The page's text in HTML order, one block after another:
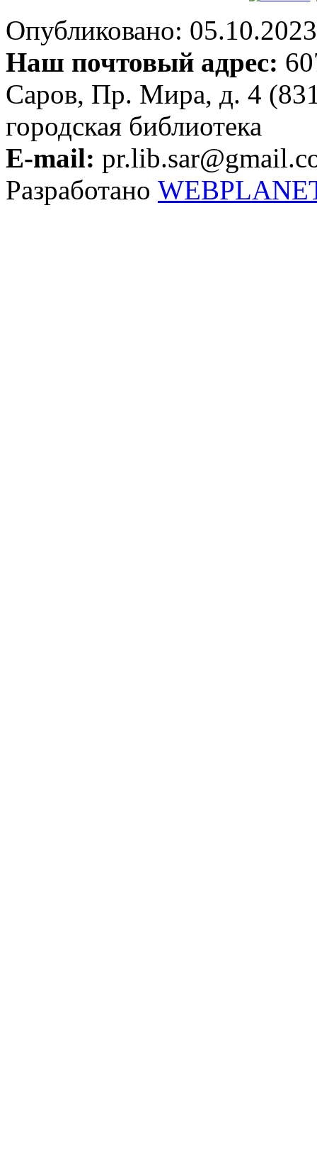
Опубликовано:
Наш почтовый адрес:
Саров, Пр. Мира, д. 4
городская библиотека
E-mail:
Разработано